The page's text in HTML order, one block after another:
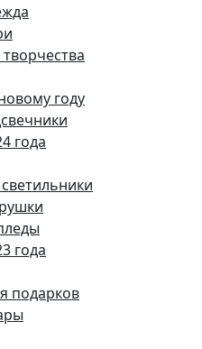
году
года
года
подарков